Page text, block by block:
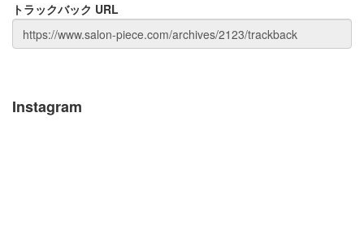
トラックバック URL
Instagram